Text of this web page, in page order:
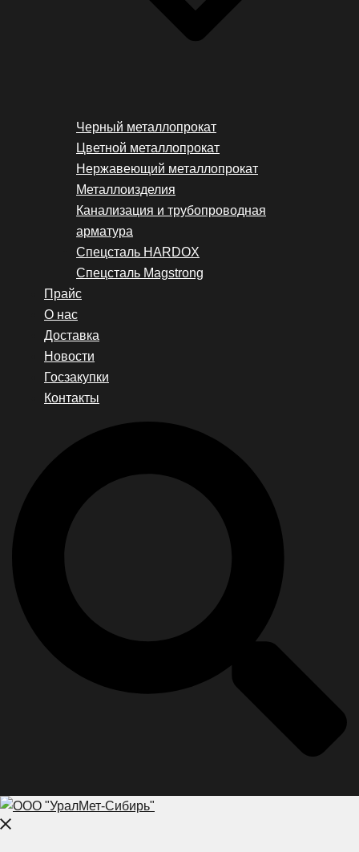
Черный металлопрокат
Цветной металлопрокат
Нержавеющий металлопрокат
Металлоизделия
Канализация и трубопроводная
арматура
Спецсталь HARDOX
Спецсталь Magstrong
Прайс
О нас
Доставка
Новости
Госзакупки
Контакты
Close